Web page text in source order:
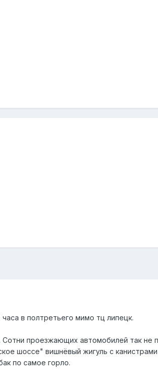
в полтретьего мимо тц липецк.
Сотни проезжающих автомобилей так
шоссе" вишнёвый жигуль с
по самое горло.